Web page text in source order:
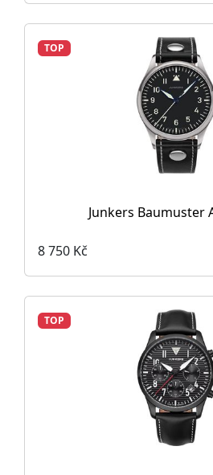
TOP
Junkers Baumuster
8 750 Kč
TOP